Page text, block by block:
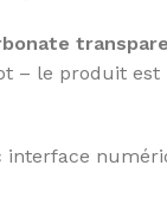
– le produit est
interface